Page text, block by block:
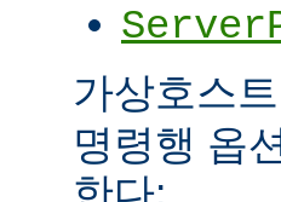
가상호스
명령행 옵
한다: